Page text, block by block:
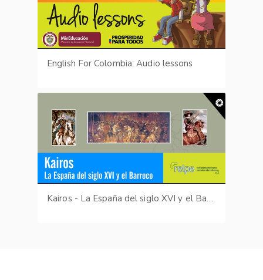
English For Colombia: Audio lessons
Kairos - La España del siglo XVI y el Barroco